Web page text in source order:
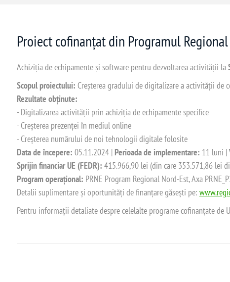
Proiect cofinanțat din Programul
Achiziția de echipamente și software pentru dezvoltarea activității la
Scopul proiectului: Creșterea gradului de digitalizare a activității
Rezultate obținute:
- Digitalizarea activității prin achiziția de echipamente specifice
- Creșterea prezenței în mediul online
- Creșterea numărului de noi tehnologii digitale folosite
Data de începere: 05.11.2024 | Perioada de implementare: 11 luni |
Sprijin financiar UE (FEDR): 415.966,90 lei (din care 353.571,86 lei
Program operațional: PRNE Program Regional Nord-Est, Axa
Detalii suplimentare și oportunități de finanțare găsești pe:
Pentru informații detaliate despre celelalte programe cofinanțate de